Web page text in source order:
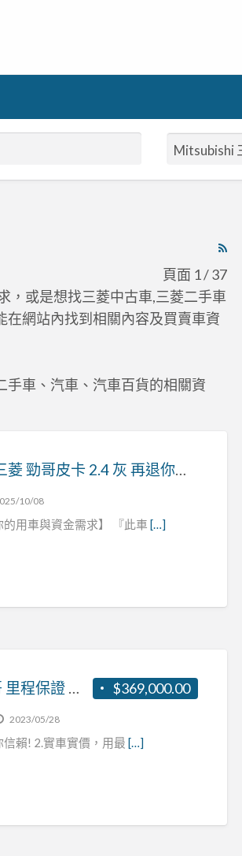
RSS
頁面 1 / 37
，或是想找三菱中古車,三菱二手車
網站內找到相關內容及買賣車資
車、汽車、汽車百貨的相關資
買車送現金 2022年 三菱 勁哥皮卡 2.4 灰 再退你現金15萬元喔！！！！
10/08
的用車與資金需求】 『此車 […]
$369,000.00
【實車實價】18 勁哥 里程保證 可認證 客貨兩用 張R:0937160499
2023/05/28
賴! 2.實車實價，用最 […]